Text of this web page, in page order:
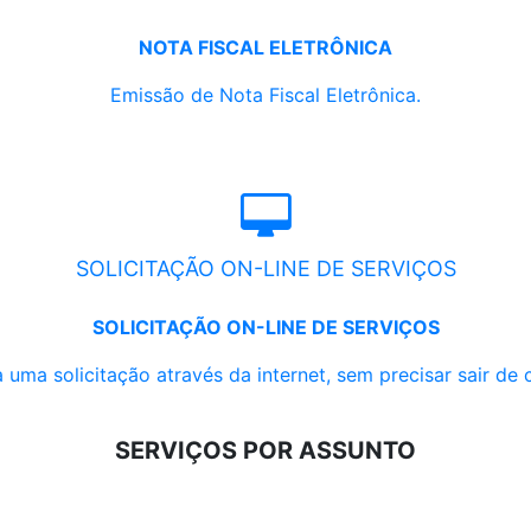
NOTA FISCAL ELETRÔNICA
Emissão de Nota Fiscal Eletrônica.
SOLICITAÇÃO ON-LINE DE SERVIÇOS
SOLICITAÇÃO ON-LINE DE SERVIÇOS
uma solicitação através da internet, sem precisar sair de
SERVIÇOS POR ASSUNTO